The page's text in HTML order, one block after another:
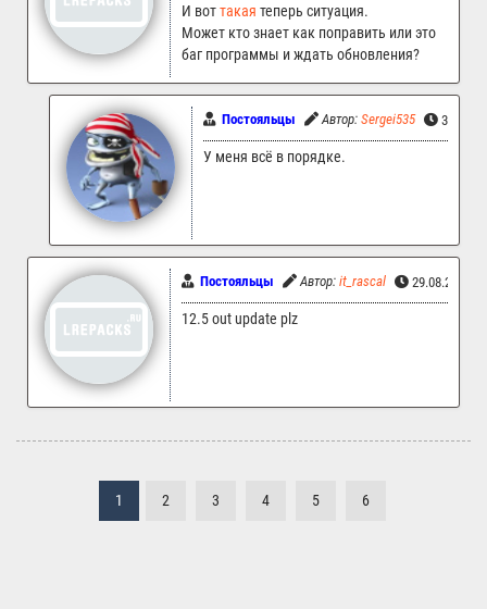
И воттакая теперь ситуация.
Может кто знает как поправить или это
баг программы и ждать обновления?
Постояльцы Автор: Sergei535
У меня всё в порядке.
Постояльцы Автор: it_rascal 29.08.2025
12.5 out update plz
1 2 3 4 5 6